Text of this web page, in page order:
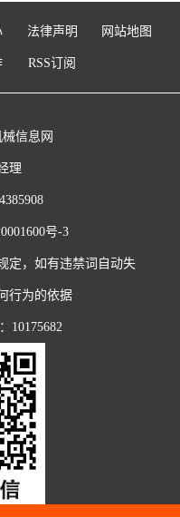
法律声明 网站地图
RSS订阅
信息网
理
号-3
定，如有违禁词自动失
行为的依据
10175682